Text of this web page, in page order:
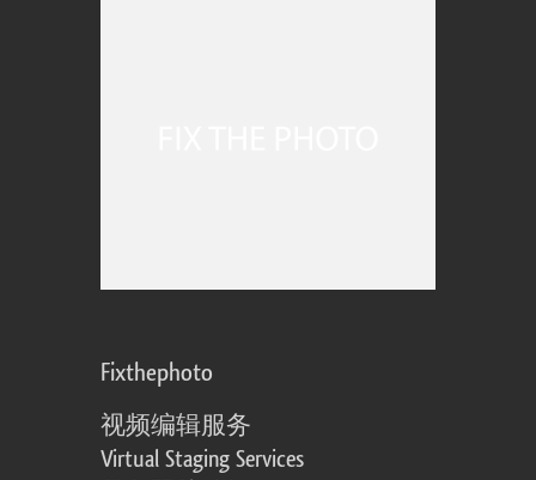
Fixthephoto
视频编辑服务
Virtual Staging Services